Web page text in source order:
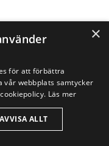
×
för att förbättra
vår webbplats samtycker
Läs mer
AVVISA ALLT